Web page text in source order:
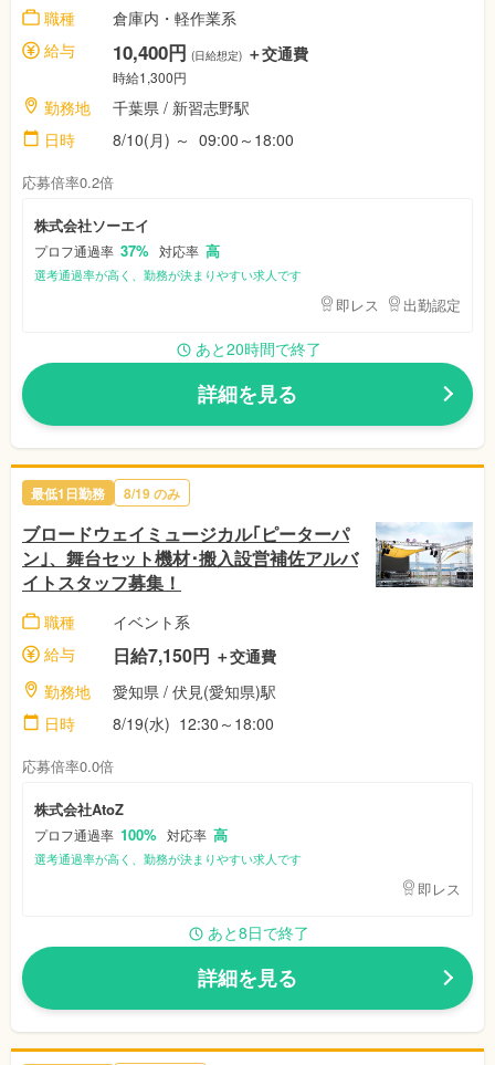
職種
倉庫内・軽作業系
給与
10,400円 (日給想定) ＋交通費
時給1,300円
勤務地 千葉県 / 新習志野駅
日時
8/10(月) ～ 09:00～18:00
応募倍率0.2倍
株式会社ソーエイ
プロフ通過率 37% 対応率 高
選考通過率が高く、勤務が決まりやすい求人です
即レス 出勤認定
あと20時間で終了
詳細を見る
最低1日勤務 8/19のみ
ブロードウェイミュージカル｢ピーターパ
ン｣、舞台セット機材･搬入設営補佐アルバ
イトスタッフ募集！
職種
イベント系
給与
日給7,150円 ＋交通費
勤務地
愛知県 / 伏見(愛知県)駅
日時
8/19(水) 12:30～18:00
応募倍率0.0倍
株式会社AtoZ
プロフ通過率 100% 対応率 高
選考通過率が高く、勤務が決まりやすい求人です
即レス
あと8日で終了
詳細を見る